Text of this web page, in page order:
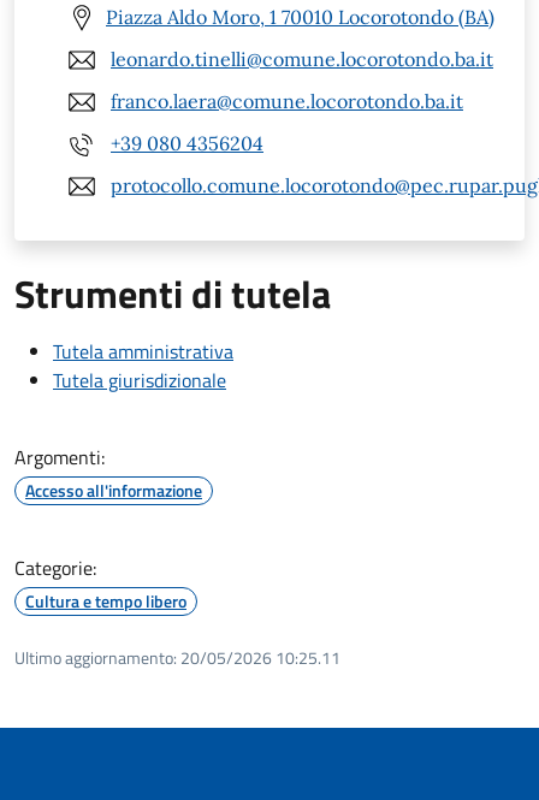
Piazza Aldo Moro, 1 70010 Locorotondo (BA)
leonardo.tinelli@comune.locorotondo.ba.it
franco.laera@comune.locorotondo.ba.it
+39 080 4356204
Strumenti di tutela
Tutela amministrativa
Tutela giurisdizionale
Argomenti:
Accesso all'informazione
Categorie:
Cultura e tempo libero
Ultimo aggiornamento: 20/05/2026 10:25.11